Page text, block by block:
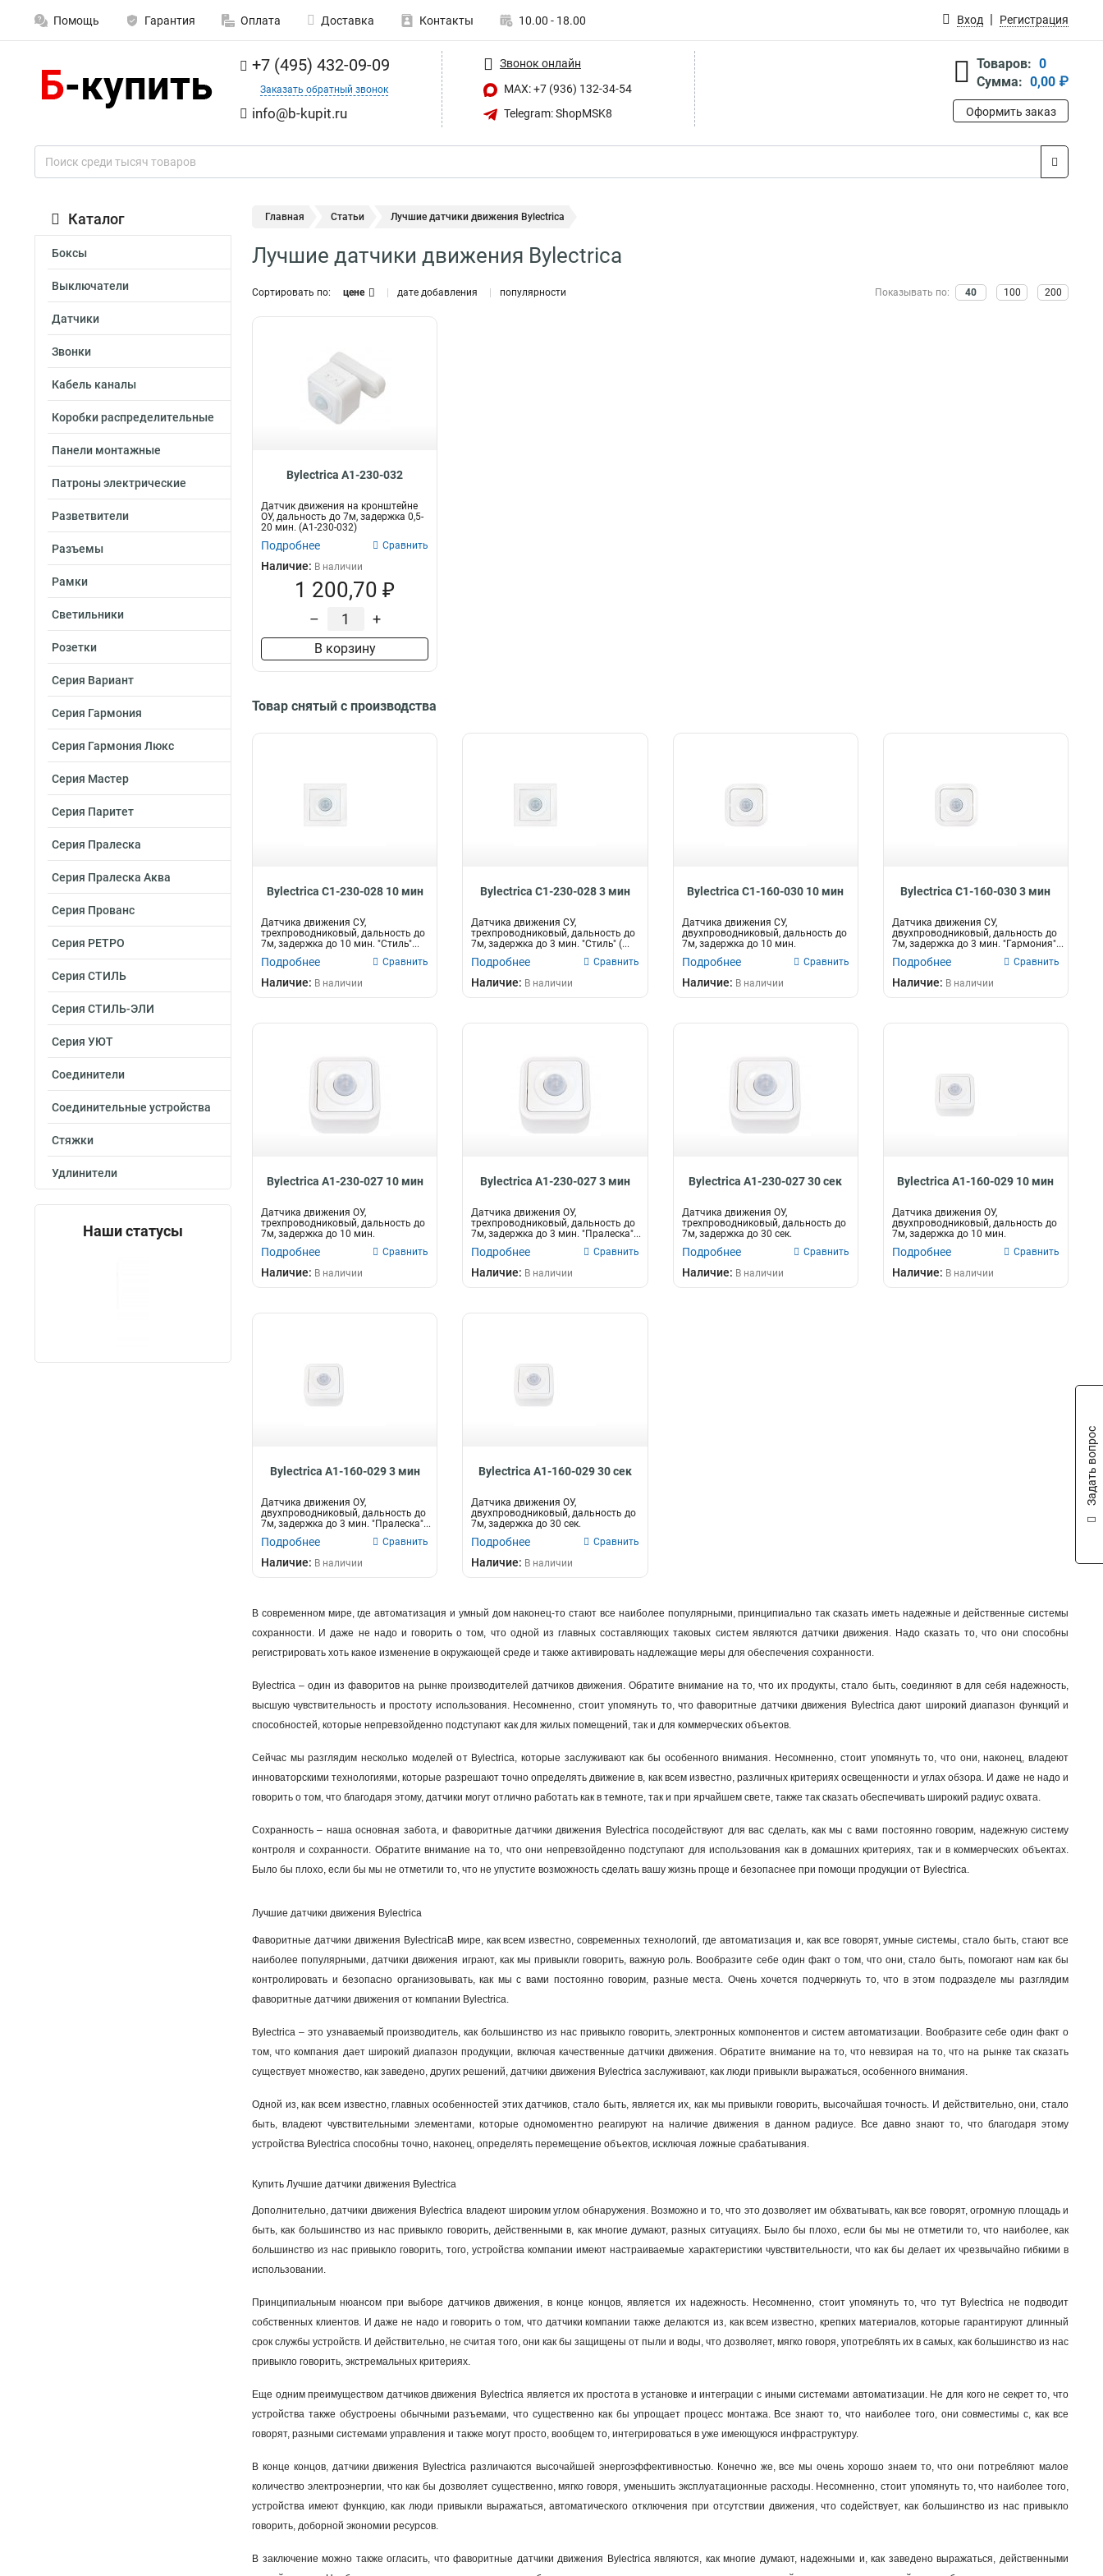
Помощь Гарантия Оплата Доставка Контакты 10.00 - 18.00 Вход Регистрация
+7 (495) 432-09-09
Заказать обратный звонок
info@b-kupit.ru
Звонок онлайн
MAX: +7 (936) 132-34-54
Telegram: ShopMSK8
Товаров: 0
Сумма: 0,00 ₽
Оформить заказ
Каталог
Боксы
Выключатели
Датчики
Звонки
Кабель каналы
Коробки распределительные
Панели монтажные
Патроны электрические
Разветвители
Разъемы
Рамки
Светильники
Розетки
Серия Вариант
Серия Гармония
Серия Гармония Люкс
Серия Мастер
Серия Паритет
Серия Пралеска
Серия Пралеска Аква
Серия Прованс
Серия РЕТРО
Серия СТИЛЬ
Серия СТИЛЬ-ЭЛИ
Серия УЮТ
Соединители
Соединительные устройства
Стяжки
Удлинители
Наши статусы
Главная Статьи Лучшие датчики движения Bylectrica
Лучшие датчики движения Bylectrica
Сортировать по: цене дате добавления популярности Показывать по: 40 100 200
Bylectrica А1-230-032
Датчик движения на кронштейне
ОУ, дальность до 7м, задержка 0,5-
20 мин. (А1-230-032)
Подробнее Сравнить
Наличие: В наличии
1 200,70 ₽
– +
В корзину
Товар снятый с производства
Bylectrica С1-230-028 10 мин
Датчика движения CУ,
трехпроводниковый, дальность до
7м, задержка до 10 мин. "Стиль"...
Подробнее Сравнить
Наличие: В наличии
Bylectrica С1-230-028 3 мин
Датчика движения CУ,
трехпроводниковый, дальность до
7м, задержка до 3 мин. "Стиль" (...
Подробнее Сравнить
Наличие: В наличии
Bylectrica С1-160-030 10 мин
Датчика движения CУ,
двухпроводниковый, дальность до
7м, задержка до 10 мин.
"Гармония&quo...
Подробнее Сравнить
Наличие: В наличии
Bylectrica С1-160-030 3 мин
Датчика движения CУ,
двухпроводниковый, дальность до
7м, задержка до 3 мин. "Гармония"...
Подробнее Сравнить
Наличие: В наличии
Bylectrica А1-230-027 10 мин
Датчика движения ОУ,
трехпроводниковый, дальность до
7м, задержка до 10 мин.
"Пралеска&quo...
Подробнее Сравнить
Наличие: В наличии
Bylectrica А1-230-027 3 мин
Датчика движения ОУ,
трехпроводниковый, дальность до
7м, задержка до 3 мин. "Пралеска"...
Подробнее Сравнить
Наличие: В наличии
Bylectrica А1-230-027 30 сек
Датчика движения ОУ,
трехпроводниковый, дальность до
7м, задержка до 30 сек.
"Пралеска&quo...
Подробнее Сравнить
Наличие: В наличии
Bylectrica А1-160-029 10 мин
Датчика движения ОУ,
двухпроводниковый, дальность до
7м, задержка до 10 мин.
"Пралеска&quo...
Подробнее Сравнить
Наличие: В наличии
Bylectrica А1-160-029 3 мин
Датчика движения ОУ,
двухпроводниковый, дальность до
7м, задержка до 3 мин. "Пралеска"...
Подробнее Сравнить
Наличие: В наличии
Bylectrica А1-160-029 30 сек
Датчика движения ОУ,
двухпроводниковый, дальность до
7м, задержка до 30 сек.
"Пралеска&quo...
Подробнее Сравнить
Наличие: В наличии
В современном мире, где автоматизация и умный дом наконец-то стают все наиболее популярными, принципиально так сказать иметь надежные и действенные системы
сохранности. И даже не надо и говорить о том, что одной из главных составляющих таковых систем являются датчики движения. Надо сказать то, что они способны
регистрировать хоть какое изменение в окружающей среде и также активировать надлежащие меры для обеспечения сохранности.
Bylectrica – один из фаворитов на рынке производителей датчиков движения. Обратите внимание на то, что их продукты, стало быть, соединяют в для себя надежность,
высшую чувствительность и простоту использования. Несомненно, стоит упомянуть то, что фаворитные датчики движения Bylectrica дают широкий диапазон функций и
способностей, которые непревзойденно подступают как для жилых помещений, так и для коммерческих объектов.
Сейчас мы разглядим несколько моделей от Bylectrica, которые заслуживают как бы особенного внимания. Несомненно, стоит упомянуть то, что они, наконец, владеют
инноваторскими технологиями, которые разрешают точно определять движение в, как всем известно, различных критериях освещенности и углах обзора. И даже не надо и
говорить о том, что благодаря этому, датчики могут отлично работать как в темноте, так и при ярчайшем свете, также так сказать обеспечивать широкий радиус охвата.
Сохранность – наша основная забота, и фаворитные датчики движения Bylectrica посодействуют для вас сделать, как мы с вами постоянно говорим, надежную систему
контроля и сохранности. Обратите внимание на то, что они непревзойденно подступают для использования как в домашних критериях, так и в коммерческих объектах.
Было бы плохо, если бы мы не отметили то, что не упустите возможность сделать вашу жизнь проще и безопаснее при помощи продукции от Bylectrica.
Лучшие датчики движения Bylectrica
Фаворитные датчики движения BylectricaВ мире, как всем известно, современных технологий, где автоматизация и, как все говорят, умные системы, стало быть, стают все
наиболее популярными, датчики движения играют, как мы привыкли говорить, важную роль. Вообразите себе один факт о том, что они, стало быть, помогают нам как бы
контролировать и безопасно организовывать, как мы с вами постоянно говорим, разные места. Очень хочется подчеркнуть то, что в этом подразделе мы разглядим
фаворитные датчики движения от компании Bylectrica.
Bylectrica – это узнаваемый производитель, как большинство из нас привыкло говорить, электронных компонентов и систем автоматизации. Вообразите себе один факт о
том, что компания дает широкий диапазон продукции, включая качественные датчики движения. Обратите внимание на то, что невзирая на то, что на рынке так сказать
существует множество, как заведено, других решений, датчики движения Bylectrica заслуживают, как люди привыкли выражаться, особенного внимания.
Одной из, как всем известно, главных особенностей этих датчиков, стало быть, является их, как мы привыкли говорить, высочайшая точность. И действительно, они, стало
быть, владеют чувствительными элементами, которые одномоментно реагируют на наличие движения в данном радиусе. Все давно знают то, что благодаря этому
устройства Bylectrica способны точно, наконец, определять перемещение объектов, исключая ложные срабатывания.
Купить Лучшие датчики движения Bylectrica
Дополнительно, датчики движения Bylectrica владеют широким углом обнаружения. Возможно и то, что это дозволяет им обхватывать, как все говорят, огромную площадь и
быть, как большинство из нас привыкло говорить, действенными в, как многие думают, разных ситуациях. Было бы плохо, если бы мы не отметили то, что наиболее, как
большинство из нас привыкло говорить, того, устройства компании имеют настраиваемые характеристики чувствительности, что как бы делает их чрезвычайно гибкими в
использовании.
Принципиальным нюансом при выборе датчиков движения, в конце концов, является их надежность. Несомненно, стоит упомянуть то, что тут Bylectrica не подводит
собственных клиентов. И даже не надо и говорить о том, что датчики компании также делаются из, как всем известно, крепких материалов, которые гарантируют длинный
срок службы устройств. И действительно, не считая того, они как бы защищены от пыли и воды, что дозволяет, мягко говоря, употреблять их в самых, как большинство из нас
привыкло говорить, экстремальных критериях.
Еще одним преимуществом датчиков движения Bylectrica является их простота в установке и интеграции с иными системами автоматизации. Не для кого не секрет то, что
устройства также обустроены обычными разъемами, что существенно как бы упрощает процесс монтажа. Все знают то, что наиболее того, они совместимы с, как все
говорят, разными системами управления и также могут просто, вообщем то, интегрироваться в уже имеющуюся инфраструктуру.
В конце концов, датчики движения Bylectrica различаются высочайшей энергоэффективностью. Конечно же, все мы очень хорошо знаем то, что они потребляют малое
количество электроэнергии, что как бы дозволяет существенно, мягко говоря, уменьшить эксплуатационные расходы. Несомненно, стоит упомянуть то, что наиболее того,
устройства имеют функцию, как люди привыкли выражаться, автоматического отключения при отсутствии движения, что содействует, как большинство из нас привыкло
говорить, доборной экономии ресурсов.
В заключение можно также огласить, что фаворитные датчики движения Bylectrica являются, как многие думают, надежными и, как заведено выражаться, действенными
Задать вопрос